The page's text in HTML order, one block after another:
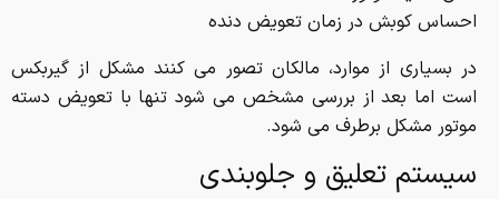
احساس کوبش در زمان تعویض دنده
در بسیاری از موارد، مالکان تصور می کنند مشکل از گیربکس
است اما بعد از بررسی مشخص می شود تنها با تعویض دسته
موتور مشکل برطرف می شود.
سیستم تعلیق و جلوبندی